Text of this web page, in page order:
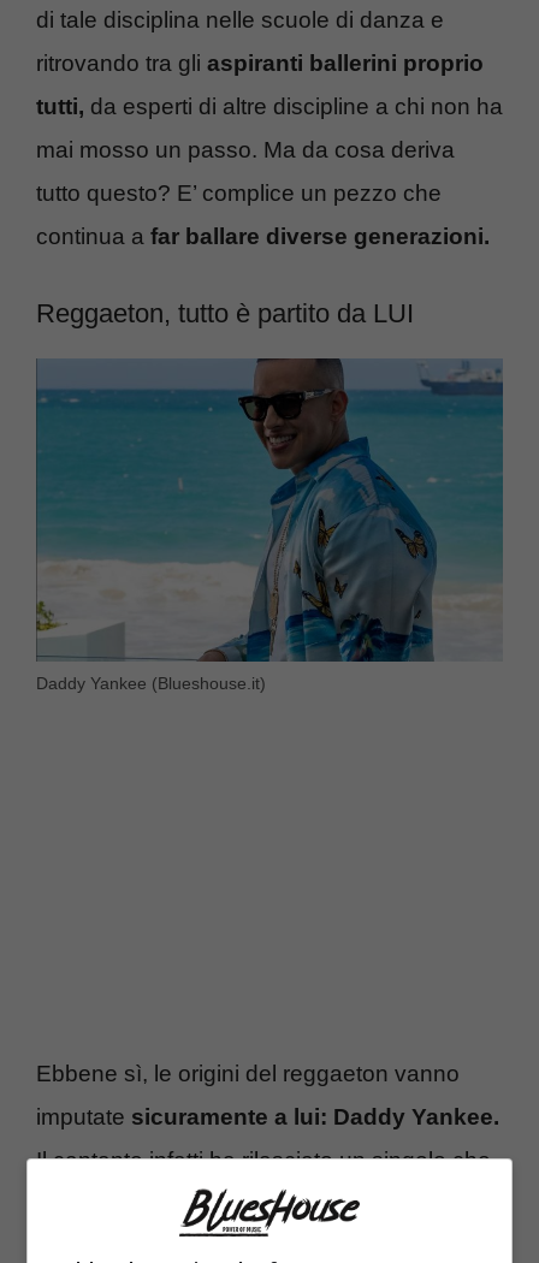
di tale disciplina nelle scuole di danza e
ritrovando tra gli aspiranti ballerini proprio
tutti, da esperti di altre discipline a chi non ha
mai mosso un passo. Ma da cosa deriva
tutto questo? E’ complice un pezzo che
continua a far ballare diverse generazioni.
Reggaeton, tutto è partito da LUI
Daddy Yankee (Blueshouse.it)
Ebbene sì, le origini del reggaeton vanno
imputate sicuramente a lui: Daddy Yankee.
Il cantante infatti ha rilasciato un singolo che
si rivelò ai tempi subito un successo,